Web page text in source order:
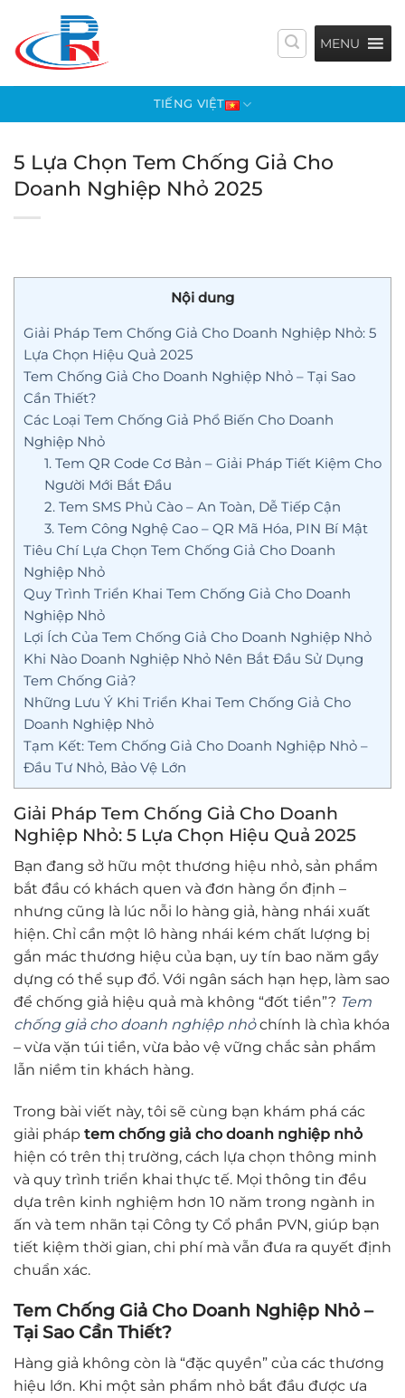
nội
MENU
TIẾNG VIỆT
5 Lựa Chọn Tem Chống Giả Cho
Doanh Nghiệp Nhỏ 2025
Nội dung
Giải Pháp Tem Chống Giả Cho Doanh Nghiệp Nhỏ: 5
Lựa Chọn Hiệu Quả 2025
Tem Chống Giả Cho Doanh Nghiệp Nhỏ – Tại Sao
Cần Thiết?
Các Loại Tem Chống Giả Phổ Biến Cho Doanh
Nghiệp Nhỏ
1. Tem QR Code Cơ Bản – Giải Pháp Tiết Kiệm Cho
Người Mới Bắt Đầu
2. Tem SMS Phủ Cào – An Toàn, Dễ Tiếp Cận
3. Tem Công Nghệ Cao – QR Mã Hóa, PIN Bí Mật
Tiêu Chí Lựa Chọn Tem Chống Giả Cho Doanh
Nghiệp Nhỏ
Quy Trình Triển Khai Tem Chống Giả Cho Doanh
Nghiệp Nhỏ
Lợi Ích Của Tem Chống Giả Cho Doanh Nghiệp Nhỏ
Khi Nào Doanh Nghiệp Nhỏ Nên Bắt Đầu Sử Dụng
Tem Chống Giả?
Những Lưu Ý Khi Triển Khai Tem Chống Giả Cho
Doanh Nghiệp Nhỏ
Tạm Kết: Tem Chống Giả Cho Doanh Nghiệp Nhỏ –
Đầu Tư Nhỏ, Bảo Vệ Lớn
Giải Pháp Tem Chống Giả Cho Doanh
Nghiệp Nhỏ: 5 Lựa Chọn Hiệu Quả 2025
Bạn đang sở hữu một thương hiệu nhỏ, sản phẩm
bắt đầu có khách quen và đơn hàng ổn định –
nhưng cũng là lúc nỗi lo hàng giả, hàng nhái xuất
hiện. Chỉ cần một lô hàng nhái kém chất lượng bị
gắn mác thương hiệu của bạn, uy tín bao năm gầy
dựng có thể sụp đổ. Với ngân sách hạn hẹp, làm sao
để chống giả hiệu quả mà không “đốt tiền”? Tem
chống giả cho doanh nghiệp nhỏchính là chìa khóa
– vừa vặn túi tiền, vừa bảo vệ vững chắc sản phẩm
lẫn niềm tin khách hàng.
Trong bài viết này, tôi sẽ cùng bạn khám phá các
giải pháp tem chống giả cho doanh nghiệp nhỏ
hiện có trên thị trường, cách lựa chọn thông minh
và quy trình triển khai thực tế. Mọi thông tin đều
dựa trên kinh nghiệm hơn 10 năm trong ngành in
ấn và tem nhãn tại Công ty Cổ phần PVN, giúp bạn
tiết kiệm thời gian, chi phí mà vẫn đưa ra quyết định
chuẩn xác.
Tem Chống Giả Cho Doanh Nghiệp Nhỏ –
Tại Sao Cần Thiết?
Hàng giả không còn là “đặc quyền” của các thương
hiệu lớn. Khi một sản phẩm nhỏ bắt đầu được ưa